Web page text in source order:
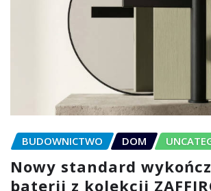
BUDOWNICTWO DOM
Nowy standard
baterii z kolekcji